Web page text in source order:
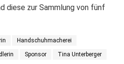
diese zur Sammlung von fünf
Handschuhmacherei
Sponsor Tina Unterberger